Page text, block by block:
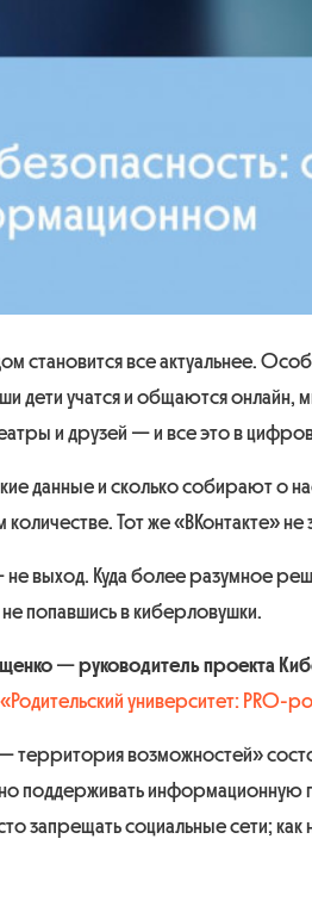
становится все актуальнее.
дети учатся и общаются онлайн,
и друзей — и все это в
данные и сколько собирают о
Тот же «ВКонтакте» не
выход. Куда более разумное
попавшись в киберловушки.
—руководитель проекта
«Родительский университет: PRO-
возможностей»
поддерживать информационную
запрещать социальные сети;